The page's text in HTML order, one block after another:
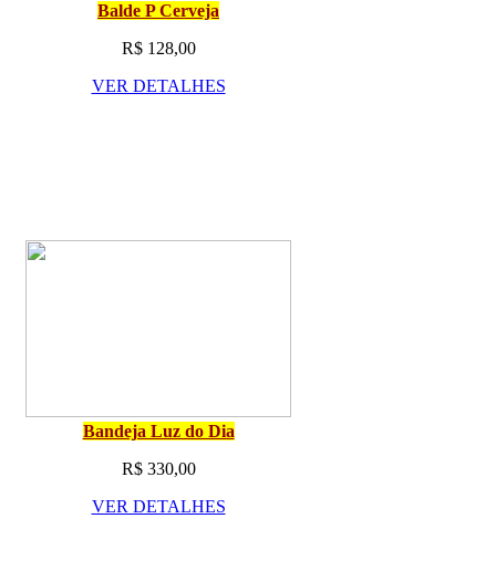
Balde P Cerveja
R$ 128,00
VER DETALHES
Bandeja Luz do Dia
R$ 330,00
VER DETALHES